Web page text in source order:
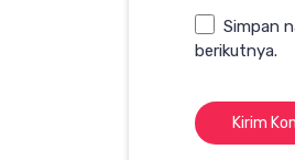
Simpan
berikutnya.